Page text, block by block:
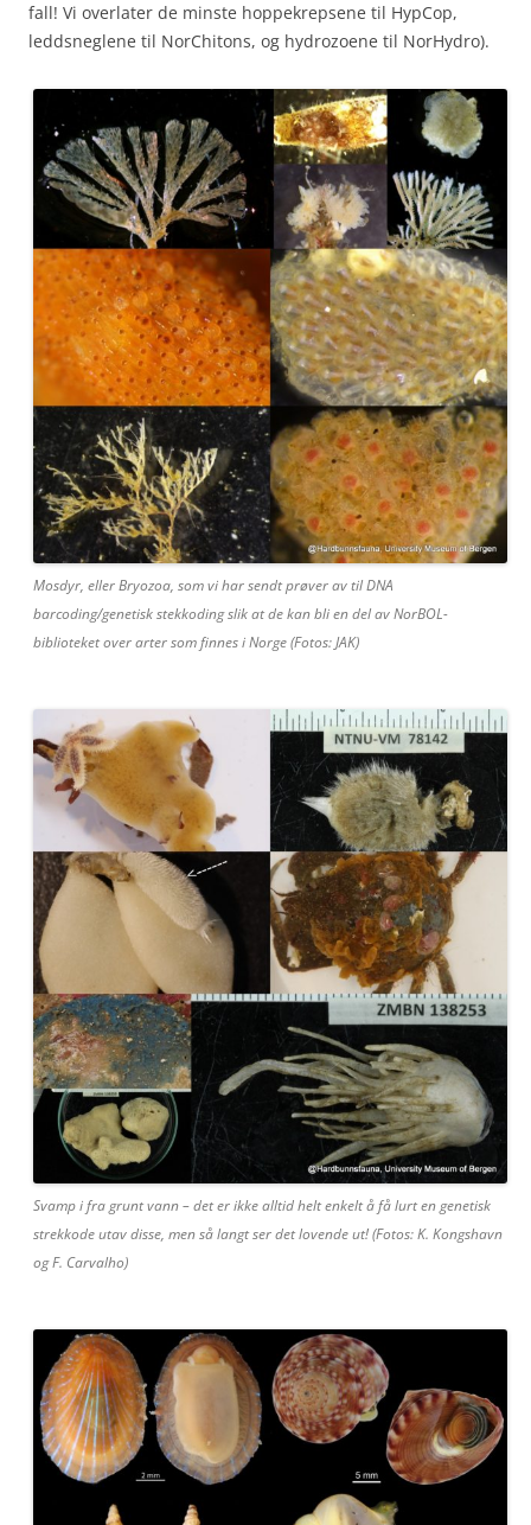
fall! Vi overlater de minste hoppekrepsene til HypCop,
leddsneglene til NorChitons, og hydrozoene til NorHydro).
Mosdyr, eller Bryozoa, som vi har sendt prøver av til DNA
barcoding/genetisk stekkoding slik at de kan bli en del av NorBOL-
biblioteket over arter som finnes i Norge (Fotos: JAK)
Svamp i fra grunt vann – det er ikke alltid helt enkelt å få lurt en genetisk
strekkode utav disse, men så langt ser det lovende ut! (Fotos: K. Kongshavn
og F. Carvalho)